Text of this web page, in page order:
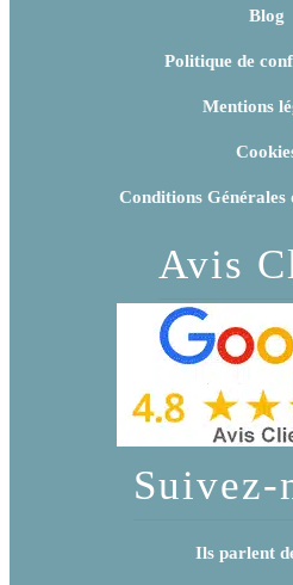
Blog
Politique de
Mentions
Conditions Générales
Avis
Suivez-
Ils parlent